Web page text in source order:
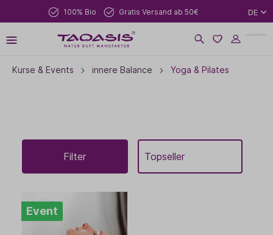
100% Bio Gratis Versand ab 50€ DE
Kurse & Events innere Balance Yoga & Pilates
Filter
Event